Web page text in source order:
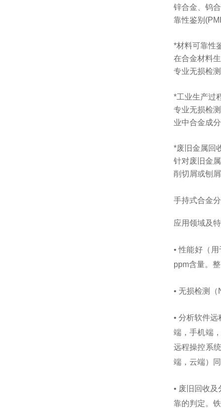
锌合金、钨
靠性鉴别
*材料可靠性
在合金材料
专业无损检
*工业生产过
专业无损检
业中合金成
*废旧金属回
针对废旧金
削切屑或刨
手持式合金
应用领域及
• 性能好（
ppm含量。
• 无损检测
• 分析软件
端，手机端
远程操控系
端，云端）
• 废旧回收
靠的判定。